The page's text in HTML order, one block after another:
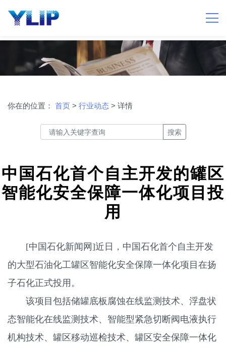
你在的位置： 首页 > 行业动态 > 详情
搜索
中国石化首个自主开发的罐区
智能化安全保障一体化项目投
用
[中国石化新闻网]近日，中国石化首个自主开发
的大型石油化工罐区智能化安全保障一体化项目在扬
子石化正式投用。
该项目包括储罐底板腐蚀在线监测技术、浮盘状
态智能化在线监测技术、智能型紧急切断阀电液执行
机构技术、罐区移动巡检技术、罐区安全保障一体化